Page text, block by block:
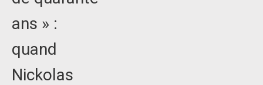
ans » :
quand
Nickolas